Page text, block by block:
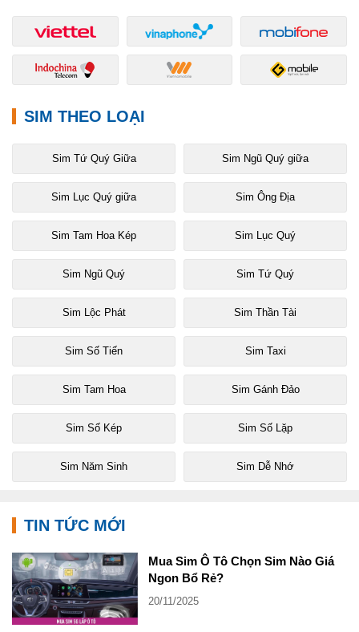
SIM THEO LOẠI
Sim Tứ Quý Giữa Sim Ngũ Quý giữa
Sim Lục Quý giữa Sim Ông Địa
Sim Tam Hoa Kép Sim Lục Quý
Sim Ngũ Quý Sim Tứ Quý
Sim Lộc Phát Sim Thần Tài
Sim Số Tiến Sim Taxi
Sim Tam Hoa Sim Gánh Đảo
Sim Số Kép Sim Số Lặp
Sim Năm Sinh Sim Dễ Nhớ
TIN TỨC MỚI
Mua Sim Ô Tô Chọn Sim Nào Giá
Ngon Bổ Rẻ?
20/11/2025